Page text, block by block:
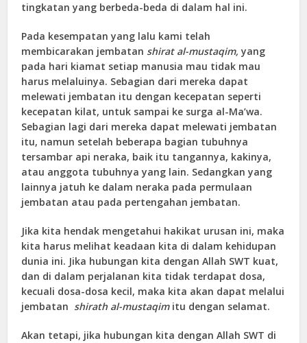
tingkatan yang berbeda-beda di dalam hal ini.
Pada kesempatan yang lalu kami telah
membicarakan jembatan shirat al-mustaqim,yang
pada hari kiamat setiap manusia mau tidak mau
harus melaluinya. Sebagian dari mereka dapat
melewati jembatan itu dengan kecepatan seperti
kecepatan kilat, untuk sampai ke surga al-Ma’wa.
Sebagian lagi dari mereka dapat melewati jembatan
itu, namun setelah beberapa bagian tubuhnya
tersambar api neraka, baik itu tangannya, kakinya,
atau anggota tubuhnya yang lain. Sedangkan yang
lainnya jatuh ke dalam neraka pada permulaan
jembatan atau pada pertengahan jembatan.
Jika kita hendak mengetahui hakikat urusan ini, maka
kita harus melihat keadaan kita di dalam kehidupan
dunia ini. Jika hubungan kita dengan Allah SWT kuat,
dan di dalam perjalanan kita tidak terdapat dosa,
kecuali dosa-dosa kecil, maka kita akan dapat melalui
jembatan shirath al-mustaqim itu dengan selamat.
Akan tetapi, jika hubungan kita dengan Allah SWT di